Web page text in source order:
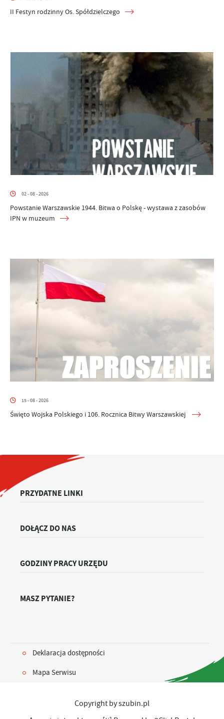
II Festyn rodzinny Os. Spółdzielczego
02 - 08 - 2026
Powstanie Warszawskie 1944. Bitwa o Polskę - wystawa z zasobów
IPN w muzeum
15 - 08 - 2026
Święto Wojska Polskiego i 106. Rocznica Bitwy Warszawskiej
PRZYDATNE LINKI
DOŁĄCZ DO NAS
GODZINY PRACY URZĘDU
MASZ PYTANIE?
Deklaracja dostępności
Mapa Serwisu
Copyright by szubin.pl